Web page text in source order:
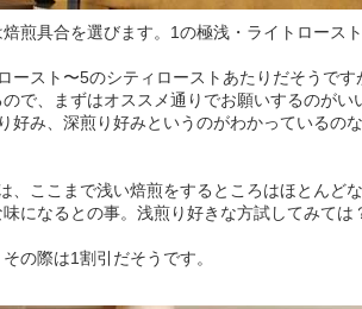
煎具合を選びます。1の極浅・ライトロース
ースト〜5のシティローストあたりだそうです
で、まずはオススメ通りでお願いするのがい
好み、深煎り好みというのがわかっているの
、ここまで浅い焙煎をするところはほとんど
になるとの事。浅煎り好きな方試してみては
の際は1割引だそうです。